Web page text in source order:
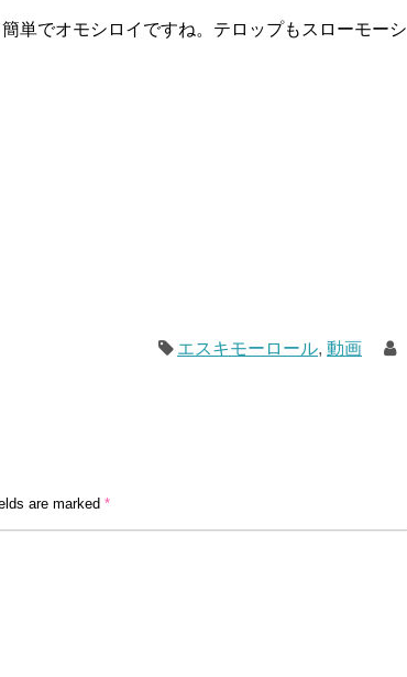
単でオモシロイですね。テロップもスローモーシ
エスキモーロール,動画
are marked *